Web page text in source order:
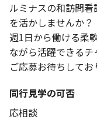
ルミナスの和訪問
を活かしませんか？
週1日から働ける柔
ながら活躍できるチ
ご応募お待ちしてお
同行見学の可否
応相談